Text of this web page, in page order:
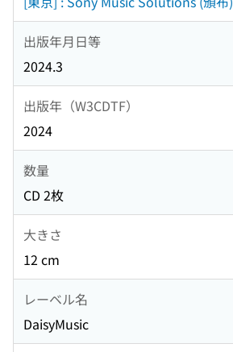
出版年月日等
2024.3
出版年（W3CDTF）
2024
数量
CD 2枚
大きさ
12 cm
レーベル名
DaisyMusic